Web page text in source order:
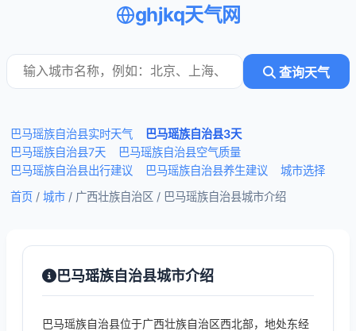
ghjkq天气网
查询天气
巴马瑶族自治县实时天气
巴马瑶族自治县3天
巴马瑶族自治县7天
巴马瑶族自治县空气质量
巴马瑶族自治县出行建议
巴马瑶族自治县养生建议
城市选择
首页 / 城市 / 广西壮族自治区 / 巴马瑶族自治县城市介绍
巴马瑶族自治县城市介绍
巴马瑶族自治县位于广西壮族自治区西北部，地处东经